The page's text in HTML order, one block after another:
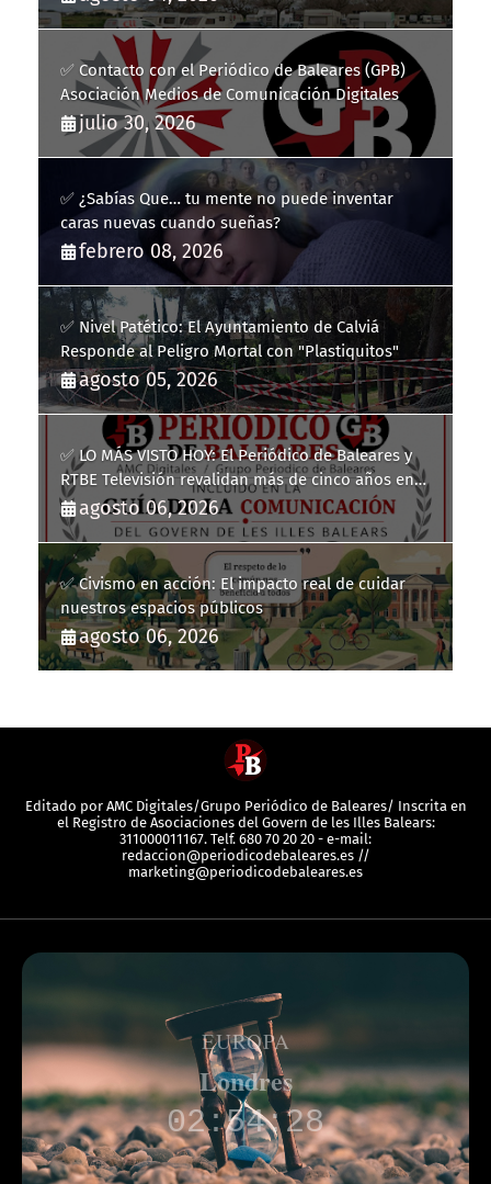
✅ Contacto con el Periódico de Baleares (GPB)
Asociación Medios de Comunicación Digitales
julio 30, 2026
✅ ¿Sabías Que… tu mente no puede inventar
caras nuevas cuando sueñas?
febrero 08, 2026
✅ Nivel Patético: El Ayuntamiento de Calviá
Responde al Peligro Mortal con "Plastiquitos"
agosto 05, 2026
✅ LO MÁS VISTO HOY: El Periódico de Baleares y
RTBE Televisión revalidan más de cinco años en
la Guía de la Comunicación del Govern de les Illes
Balears
agosto 06, 2026
✅ Civismo en acción: El impacto real de cuidar
nuestros espacios públicos
agosto 06, 2026
Editado por AMC Digitales/Grupo Periódico de Baleares/ Inscrita en
el Registro de Asociaciones del Govern de les Illes Balears:
311000011167. Telf. 680 70 20 20 - e-mail:
redaccion@periodicodebaleares.es //
marketing@periodicodebaleares.es
EUROPA
Londres
02:54:28